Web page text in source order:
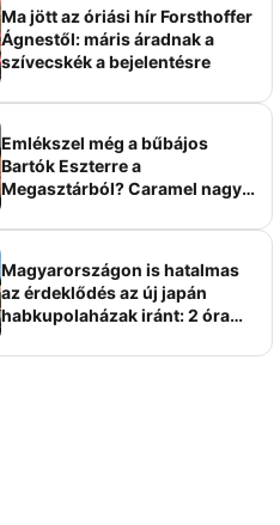
Ma jött az óriási hír Forsthoffer
Ágnestől: máris áradnak a
szívecskék a bejelentésre
Emlékszel még a bűbájos
Bartók Eszterre a
Megasztárból? Caramel nagy
Magyarországon is hatalmas
az érdeklődés az új japán
habkupolaházak iránt: 2 óra
elképesztő áron hirdetik őket